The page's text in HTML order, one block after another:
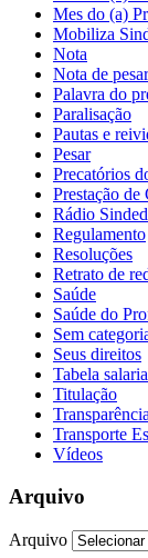
Mes do (a)
Mobiliza
Nota
Nota de pesar
Palavra do
Paralisação
Pautas e
Pesar
Precatórios
Prestação de
Rádio
Regulamento
Resoluções
Retrato de
Saúde
Saúde do
Sem
Seus direitos
Tabela
Titulação
Transparência
Transporte
Vídeos
Arquivo
Arquivo